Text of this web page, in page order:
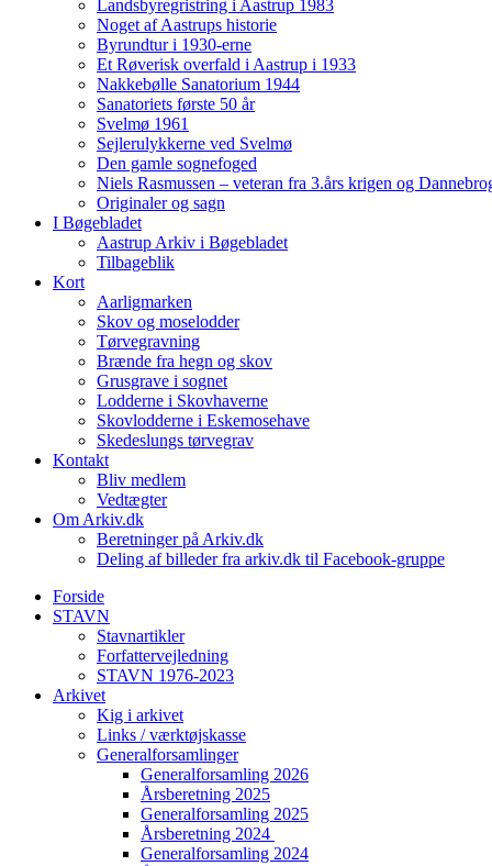
Landsbyregristring i Aastrup 1983
Noget af Aastrups historie
Byrundtur i 1930-erne
Et Røverisk overfald i Aastrup i 1933
Nakkebølle Sanatorium 1944
Sanatoriets første 50 år
Svelmø 1961
Sejlerulykkerne ved Svelmø
Den gamle sognefoged
Niels Rasmussen – veteran fra 3.års krigen og
Originaler og sagn
I Bøgebladet
Aastrup Arkiv i Bøgebladet
Tilbageblik
Kort
Aarligmarken
Skov og moselodder
Tørvegravning
Brænde fra hegn og skov
Grusgrave i sognet
Lodderne i Skovhaverne
Skovlodderne i Eskemosehave
Skedeslungs tørvegrav
Kontakt
Bliv medlem
Vedtægter
Om Arkiv.dk
Beretninger på Arkiv.dk
Deling af billeder fra arkiv.dk til Facebook-gruppe
Forside
STAVN
Stavnartikler
Forfattervejledning
STAVN 1976-2023
Arkivet
Kig i arkivet
Links / værktøjskasse
Generalforsamlinger
Generalforsamling 2026
Årsberetning 2025
Generalforsamling 2025
Årsberetning 2024
Generalforsamling 2024